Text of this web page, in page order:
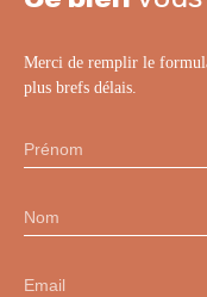
Merci de remplir le
plus brefs délais.
Prénom
Nom
Email